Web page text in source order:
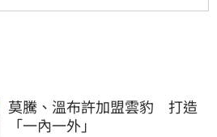
莫騰、溫布許加盟雲豹　打造
「一內一外」